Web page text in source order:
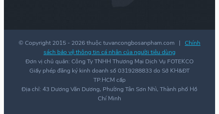
© Copyright 2015 - 2026 thuộc tuvancongbosanpham.com | Chính
sách bảo vệ thông tin cá nhân của người tiêu dùng
Đơn vị chủ quản: Công Ty TNHH Thương Mại Dịch Vụ FOTEKCO
Giấy phép đăng ký kinh doanh số 0319288833 do Sở KH&ĐT
TP.HCM cấp
Địa chỉ: 43 Dương Văn Dương, Phường Tân Sơn Nhì, Thành phố Hồ
Chí Minh